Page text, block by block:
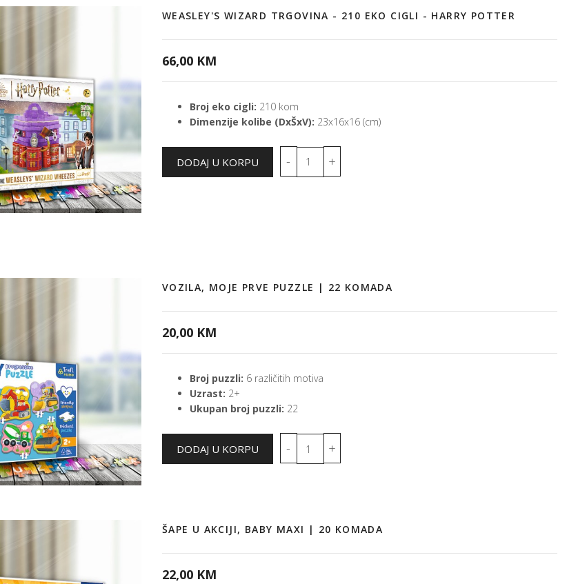
WEASLEY'S WIZARD TRGOVINA - 210 EKO CIGLI - HARRY POTTER
66,00 KM
Broj eko cigli: 210 kom
Dimenzije kolibe (DxŠxV): 23x16x16 (cm)
VOZILA, MOJE PRVE PUZZLE | 22 KOMADA
20,00 KM
Broj puzzli: 6 različitih motiva
Uzrast: 2+
Ukupan broj puzzli: 22
ŠAPE U AKCIJI, BABY MAXI | 20 KOMADA
22,00 KM